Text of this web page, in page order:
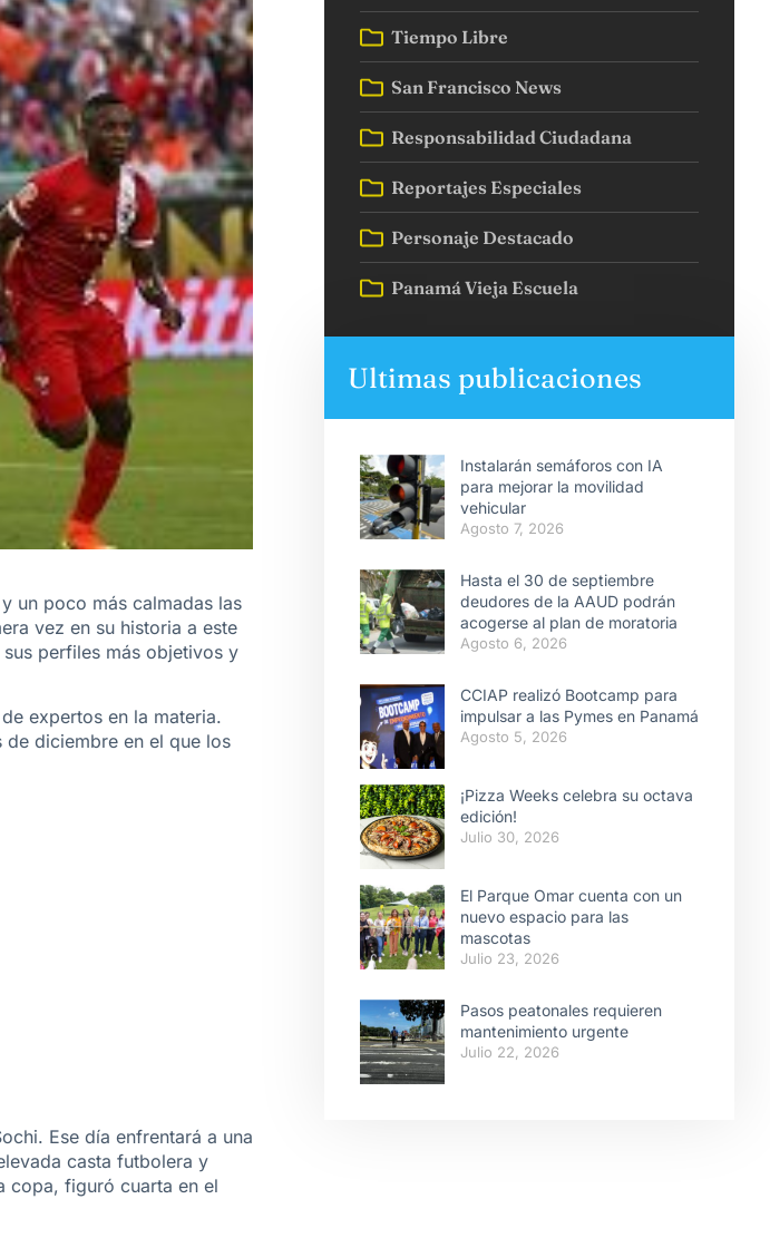
un poco más calmadas las
vez en su historia a este
perfiles más objetivos y
expertos en la materia.
diciembre en el que los
Ese día enfrentará a una
casta futbolera y
copa, figuró cuarta en el
Tiempo Libre
San Francisco News
Responsabilidad Ciudadana
Reportajes Especiales
Personaje Destacado
Panamá Vieja Escuela
Ultimas publicaciones
Instalarán semáforos con IA
para mejorar la movilidad
vehicular
Agosto 7, 2026
Hasta el 30 de septiembre
deudores de la AAUD podrán
acogerse al plan de moratoria
Agosto 6, 2026
CCIAP realizó Bootcamp para
impulsar a las Pymes en Panamá
Agosto 5, 2026
¡Pizza Weeks celebra su octava
edición!
Julio 30, 2026
El Parque Omar cuenta con un
nuevo espacio para las
mascotas
Julio 23, 2026
Pasos peatonales requieren
mantenimiento urgente
Julio 22, 2026